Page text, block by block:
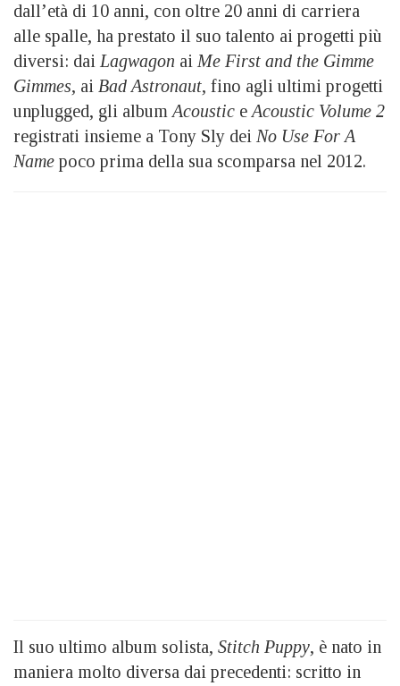
dall’età di 10 anni, con oltre 20 anni di carriera
alle spalle, ha prestato il suo talento ai progetti più
diversi: dai Lagwagon ai Me First and the Gimme
Gimmes, ai Bad Astronaut, fino agli ultimi progetti
unplugged, gli album Acoustic e Acoustic Volume 2
registrati insieme a Tony Sly dei No Use For A
Name poco prima della sua scomparsa nel 2012.
Il suo ultimo album solista, Stitch Puppy, è nato in
maniera molto diversa dai precedenti: scritto in